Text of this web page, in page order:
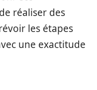
réaliser des
les étapes
une exactitude